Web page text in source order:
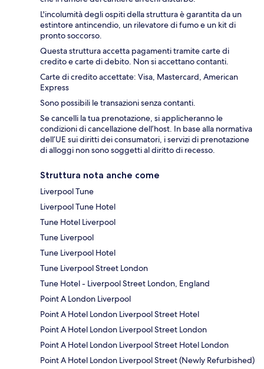
L'incolumità degli ospiti della struttura è garantita da un
estintore antincendio, un rilevatore di fumo e un kit di
pronto soccorso.
Questa struttura accetta pagamenti tramite carte di
credito e carte di debito. Non si accettano contanti.
Carte di credito accettate: Visa, Mastercard, American
Express
Sono possibili le transazioni senza contanti.
Se cancelli la tua prenotazione, si applicheranno le
condizioni di cancellazione dell’host. In base alla normativa
dell’UE sui diritti dei consumatori, i servizi di prenotazione
di alloggi non sono soggetti al diritto di recesso.
Struttura nota anche come
Liverpool Tune
Liverpool Tune Hotel
Tune Hotel Liverpool
Tune Liverpool
Tune Liverpool Hotel
Tune Liverpool Street London
Tune Hotel - Liverpool Street London, England
Point A London Liverpool
Point A Hotel London Liverpool Street Hotel
Point A Hotel London Liverpool Street London
Point A Hotel London Liverpool Street Hotel London
Point A Hotel London Liverpool Street (Newly Refurbished)